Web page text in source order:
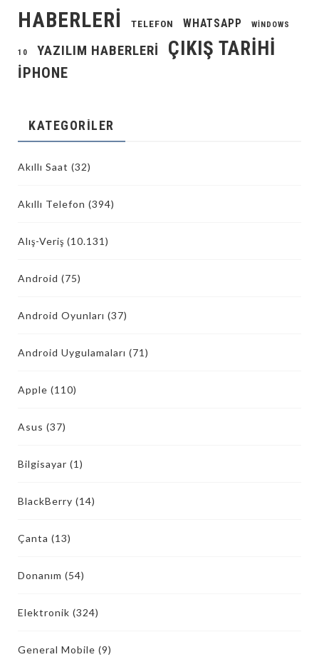
HABERLERI
TELEFON WHATSAPP WINDOWS
10 YAZILIM HABERLERI ÇIKIŞ TARIHI
İPHONE
KATEGORILER
Akıllı Saat (32)
Akıllı Telefon (394)
Alış-Veriş (10.131)
Android (75)
Android Oyunları (37)
Android Uygulamaları (71)
Apple (110)
Asus (37)
Bilgisayar (1)
BlackBerry (14)
Çanta (13)
Donanım (54)
Elektronik (324)
General Mobile (9)